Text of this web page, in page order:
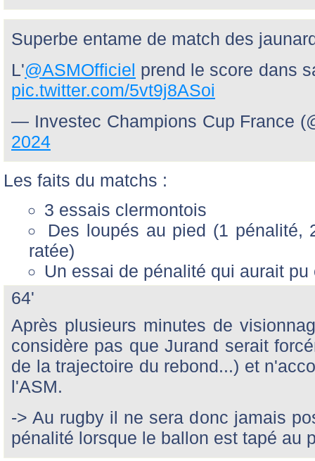
Superbe entame de match des
L'@ASMOfficiel prend le score dans
pic.twitter.com/5vt9j8ASoi
— Investec Champions Cup France
2024
Les faits du matchs :
3 essais clermontois
Des loupés au pied (1 pénalité,
ratée)
Un essai de pénalité qui aurait pu
64'
Après plusieurs minutes de
considère pas que Jurand serait
de la trajectoire du rebond...) et
l'ASM.
-> Au rugby il ne sera donc jamais
pénalité lorsque le ballon est tapé au